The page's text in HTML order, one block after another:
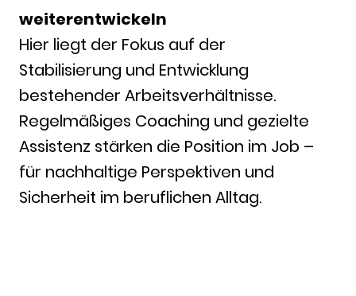
weiterentwickeln
Hier liegt der Fokus auf der
Stabilisierung und Entwicklung
bestehender Arbeitsverhältnisse.
Regelmäßiges Coaching und gezielte
Assistenz stärken die Position im Job –
für nachhaltige Perspektiven und
Sicherheit im beruflichen Alltag.